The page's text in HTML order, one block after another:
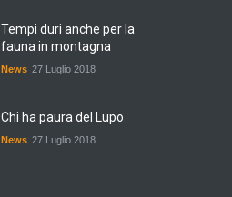
fauna in montagna
News 27 Luglio 2018
News 27 Luglio 2018